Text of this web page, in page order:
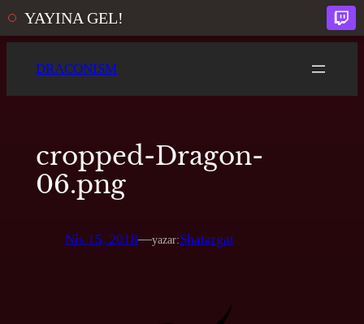
YAYINA GEL!
DRACONISM
cropped-Dragon-
06.png
Nis 15, 2018—yazar:Shatargat